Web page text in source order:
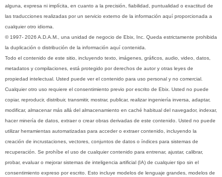
alguna, expresa ni implícita, en cuanto a la precisión, fiabilidad, puntualidad o exactitud de
las traducciones realizadas por un servicio externo de la información aquí proporcionada a
cualquier otro idioma.
© 1997- 2026 A.D.A.M., una unidad de negocio de Ebix, Inc. Queda estrictamente prohibida
la duplicación o distribución de la información aquí contenida.
Todo el contenido de este sitio, incluyendo texto, imágenes, gráficos, audio, video, datos,
metadatos y compilaciones, está protegido por derechos de autor y otras leyes de
propiedad intelectual. Usted puede ver el contenido para uso personal y no comercial.
Cualquier otro uso requiere el consentimiento previo por escrito de Ebix. Usted no puede
copiar, reproducir, distribuir, transmitir, mostrar, publicar, realizar ingeniería inversa, adaptar,
modificar, almacenar más allá del almacenamiento en caché habitual del navegador, indexar,
hacer minería de datos, extraer o crear obras derivadas de este contenido. Usted no puede
utilizar herramientas automatizadas para acceder o extraer contenido, incluyendo la
creación de incrustaciones, vectores, conjuntos de datos o índices para sistemas de
recuperación. Se prohíbe el uso de cualquier contenido para entrenar, ajustar, calibrar,
probar, evaluar o mejorar sistemas de inteligencia artificial (IA) de cualquier tipo sin el
consentimiento expreso por escrito. Esto incluye modelos de lenguaje grandes, modelos de